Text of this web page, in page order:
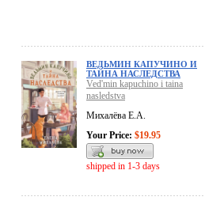
ВЕДЬМИН КАПУЧИНО И
ТАЙНА НАСЛЕДСТВА
Ved'min kapuchino i taina
nasledstva
Михалёва Е.А.
Your Price: $19.95
shipped in 1-3 days